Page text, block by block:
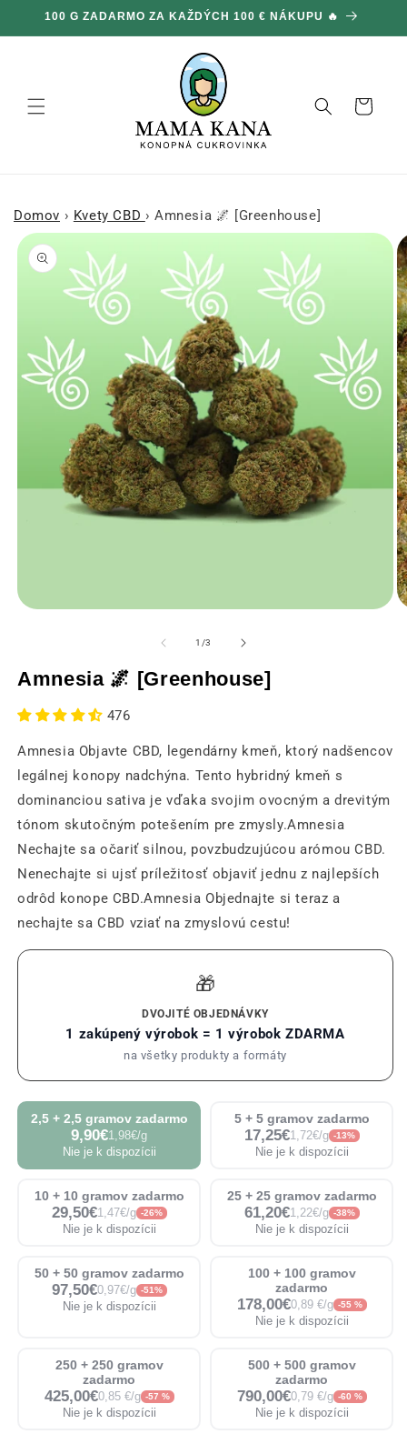
a prejsť
na obsah
100 G ZADARMO ZA KAŽDÝCH 100 € NÁKUPU 🔥
Košík
Domov › Kvety CBD › Amnesia 🌌 [Greenhouse]
Prejsť na
informácie
o produkte
modálnom
okne
1 /z3
Amnesia 🌌 [Greenhouse]
476
Amnesia Objavte CBD, legendárny kmeň, ktorý nadšencov
legálnej konopy nadchýna. Tento hybridný kmeň s
dominanciou sativa je vďaka svojim ovocným a drevitým
tónom skutočným potešením pre zmysly.Amnesia
Nechajte sa očariť silnou, povzbudzujúcou arómou CBD.
Nenechajte si ujsť príležitosť objaviť jednu z najlepších
odrôd konope CBD.Amnesia Objednajte si teraz a
nechajte sa CBD vziať na zmyslovú cestu!
🎁
DVOJITÉ OBJEDNÁVKY
1 zakúpený výrobok = 1 výrobok ZDARMA
na všetky produkty a formáty
2,5 + 2,5 gramov zadarmo
9,90€1,98€/g
Nie je k dispozícii
5 + 5 gramov zadarmo
17,25€1,72€/g -13%
Nie je k dispozícii
10 + 10 gramov zadarmo
29,50€1,47€/g -26%
Nie je k dispozícii
25 + 25 gramov zadarmo
61,20€1,22€/g -38%
Nie je k dispozícii
50 + 50 gramov zadarmo
97,50€0,97€/g -51%
Nie je k dispozícii
100 + 100 gramov
zadarmo
178,00€0,89 €/g -55 %
Nie je k dispozícii
250 + 250 gramov
zadarmo
425,00€0,85 €/g -57 %
Nie je k dispozícii
500 + 500 gramov
zadarmo
790,00€0,79 €/g -60 %
Nie je k dispozícii